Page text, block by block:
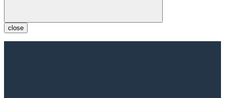
close